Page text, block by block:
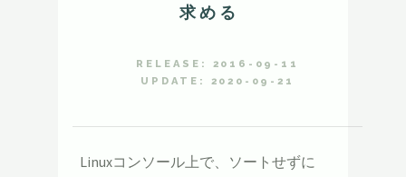
求める
RELEASE: 2016-09-11
UPDATE: 2020-09-21
Linuxコンソール上で、ソートせずに